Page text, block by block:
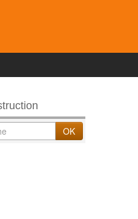
OK